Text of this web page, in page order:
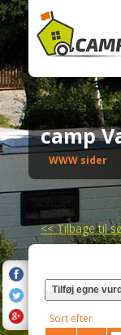
camp
WWW sider
<<Tilbage til
Tilføj egne
Sort efter